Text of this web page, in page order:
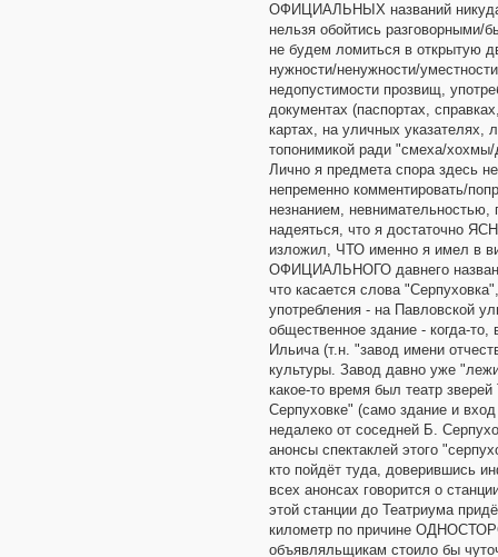
ОФИЦИАЛЬНЫХ названий
нельзя обойтись разговорными/
не будем ломиться в открытую
нужности/ненужности/
недопустимости прозвищ,
документах (паспортах,
картах, на уличных
топонимикой ради "смеха/хохмы/
Лично я предмета спора здесь
непременно комментировать/
незнанием,
надеяться, что я
изложил, ЧТО именно я имел в
ОФИЦИАЛЬНОГО давнего
что касается слова
употребления - на Павловской
общественное здание - когда-
Ильича (т.н. "завод имени
культуры. Завод давно уже
какое-то время был театр
Серпуховке" (само здание и
недалеко от соседней Б.
анонсы спектаклей этого
кто пойдёт туда, доверившись
всех анонсах говорится о
этой станции до Театриума
километр по причине
объявляльщикам стоило бы